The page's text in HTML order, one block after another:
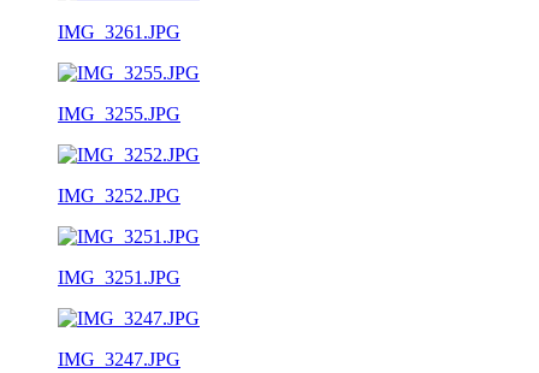
IMG_3261.JPG
IMG_3255.JPG
IMG_3252.JPG
IMG_3251.JPG
IMG_3247.JPG